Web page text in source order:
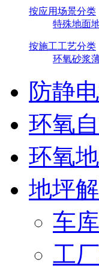
按应用场景分类
特殊地面
按施工工艺分类
环氧砂浆
防静
环氧
环氧
地坪
车
工